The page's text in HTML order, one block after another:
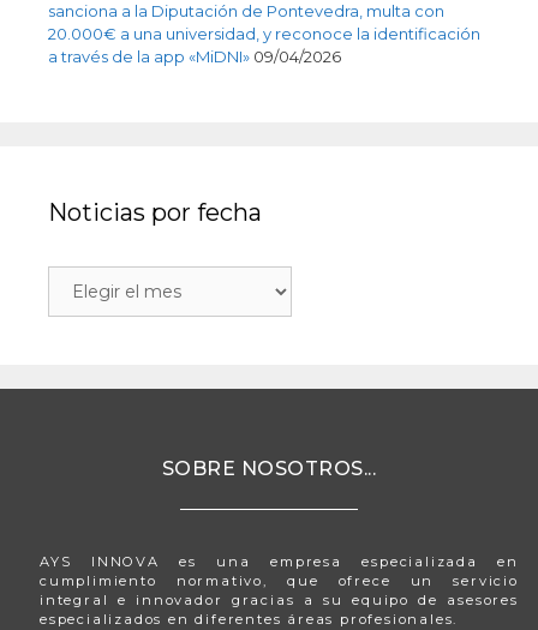
sanciona a la Diputación de Pontevedra, multa con
20.000€ a una universidad, y reconoce la identificación
a través de la app «MiDNI» 09/04/2026
Noticias por fecha
SOBRE NOSOTROS...
AYS INNOVA es una empresa especializada en
cumplimiento normativo, que ofrece un servicio
integral e innovador gracias a su equipo de asesores
especializados en diferentes áreas profesionales.